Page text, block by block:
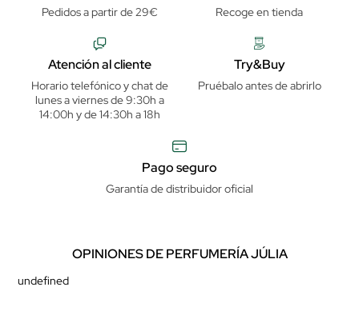
Pedidos a partir de 29€ Recoge en tienda
Atención al cliente
Horario telefónico y chat de
lunes a viernes de 9:30h a
14:00h y de 14:30h a 18h
Try&Buy
Pruébalo antes de abrirlo
Pago seguro
Garantía de distribuidor oficial
OPINIONES DE PERFUMERÍA JÚLIA
undefined